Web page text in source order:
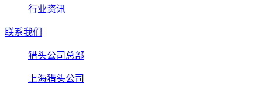
行业资讯
联系我们
猎头公司总部
上海猎头公司